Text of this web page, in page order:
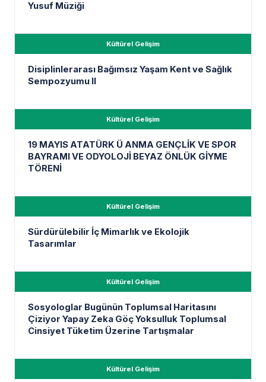
Yusuf Müziği
Kültürel Gelişim
Disiplinlerarası Bağımsız Yaşam Kent ve Sağlık
Sempozyumu II
Kültürel Gelişim
19 MAYIS ATATÜRK Ü ANMA GENÇLİK VE SPOR
BAYRAMI VE ODYOLOJİ BEYAZ ÖNLÜK GİYME
TÖRENİ
Kültürel Gelişim
Sürdürülebilir İç Mimarlık ve Ekolojik
Tasarımlar
Kültürel Gelişim
Sosyologlar Bugünün Toplumsal Haritasını
Çiziyor Yapay Zeka Göç Yoksulluk Toplumsal
Cinsiyet Tüketim Üzerine Tartışmalar
Kültürel Gelişim